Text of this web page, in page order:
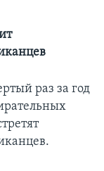
раз за год